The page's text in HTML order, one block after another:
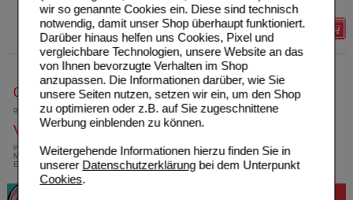
wir so genannte Cookies ein. Diese sind technisch
notwendig, damit unser Shop überhaupt funktioniert.
Darüber hinaus helfen uns Cookies, Pixel und
vergleichbare Technologien, unsere Website an das
von Ihnen bevorzugte Verhalten im Shop
anzupassen. Die Informationen darüber, wie Sie
unsere Seiten nutzen, setzen wir ein, um den Shop
zu optimieren oder z.B. auf Sie zugeschnittene
Werbung einblenden zu können.
Weitergehende Informationen hierzu finden Sie in
unserer Datenschutzerklärungbei dem Unterpunkt
Cookies.
Details
0800-10 11 422
gebührenfreie Rufnummer
Versandkostenfrei
innerhalb Deutschlands bei einem
Mindestbestellwert von 13,99 Euro oder bei
Einsendung eines Kassenrezeptes